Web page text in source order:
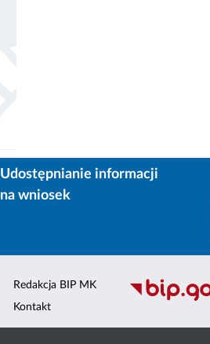
Udostępnianie informacji
na wniosek
Redakcja BIP MK
Kontakt